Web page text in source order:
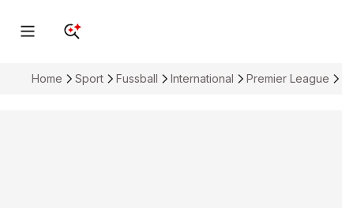
Home Sport Fussball International Premier League